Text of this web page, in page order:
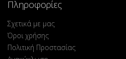
Πληροφορίες
Σχετικά με μας
Όροι χρήσης
Πολιτική Προστασίας